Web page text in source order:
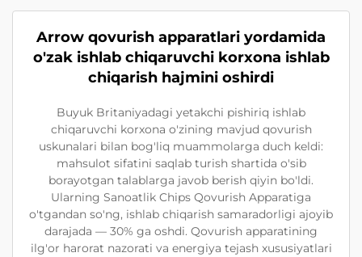
Arrow qovurish apparatlari yordamida
o'zak ishlab chiqaruvchi korxona ishlab
chiqarish hajmini oshirdi
Buyuk Britaniyadagi yetakchi pishiriq ishlab
chiqaruvchi korxona o'zining mavjud qovurish
uskunalari bilan bog'liq muammolarga duch keldi:
mahsulot sifatini saqlab turish shartida o'sib
borayotgan talablarga javob berish qiyin bo'ldi.
Ularning Sanoatlik Chips Qovurish Apparatiga
o'tgandan so'ng, ishlab chiqarish samaradorligi ajoyib
darajada — 30% ga oshdi. Qovurish apparatining
ilg'or harorat nazorati va energiya tejash xususiyatlari